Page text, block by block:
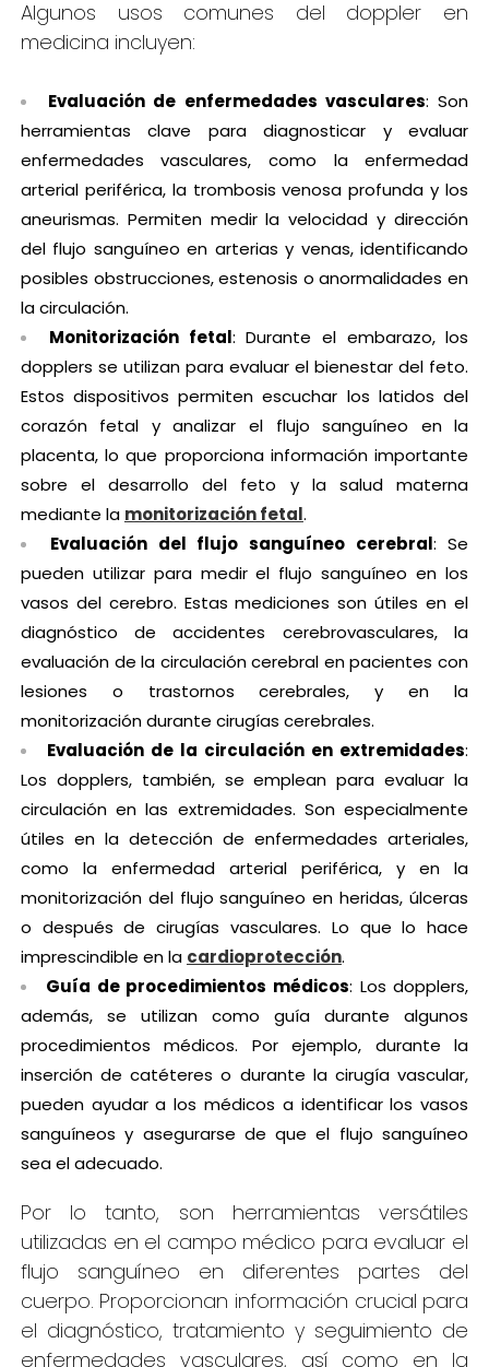
Algunos usos comunes del doppler en
medicina incluyen:
Evaluación de enfermedades vasculares: Son
herramientas clave para diagnosticar y evaluar
enfermedades vasculares, como la enfermedad
arterial periférica, la trombosis venosa profunda y los
aneurismas. Permiten medir la velocidad y dirección
del flujo sanguíneo en arterias y venas, identificando
posibles obstrucciones, estenosis o anormalidades en
la circulación.
Monitorización fetal: Durante el embarazo, los
dopplers se utilizan para evaluar el bienestar del feto.
Estos dispositivos permiten escuchar los latidos del
corazón fetal y analizar el flujo sanguíneo en la
placenta, lo que proporciona información importante
sobre el desarrollo del feto y la salud materna
mediante la monitorización fetal.
Evaluación del flujo sanguíneo cerebral: Se
pueden utilizar para medir el flujo sanguíneo en los
vasos del cerebro. Estas mediciones son útiles en el
diagnóstico de accidentes cerebrovasculares, la
evaluación de la circulación cerebral en pacientes con
lesiones o trastornos cerebrales, y en la
monitorización durante cirugías cerebrales.
Evaluación de la circulación en extremidades:
Los dopplers, también, se emplean para evaluar la
circulación en las extremidades. Son especialmente
útiles en la detección de enfermedades arteriales,
como la enfermedad arterial periférica, y en la
monitorización del flujo sanguíneo en heridas, úlceras
o después de cirugías vasculares. Lo que lo hace
imprescindible en la cardioprotección.
Guía de procedimientos médicos: Los dopplers,
además, se utilizan como guía durante algunos
procedimientos médicos. Por ejemplo, durante la
inserción de catéteres o durante la cirugía vascular,
pueden ayudar a los médicos a identificar los vasos
sanguíneos y asegurarse de que el flujo sanguíneo
sea el adecuado.
Por lo tanto, son herramientas versátiles
utilizadas en el campo médico para evaluar el
flujo sanguíneo en diferentes partes del
cuerpo. Proporcionan información crucial para
el diagnóstico, tratamiento y seguimiento de
enfermedades vasculares, así como en la